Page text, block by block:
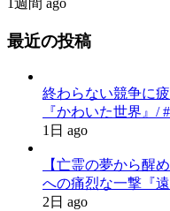
最近の投稿
終わらない競争に
『かわいた世界』/
1日 ago
【亡霊の夢から醒
への痛烈な一撃『
2日 ago